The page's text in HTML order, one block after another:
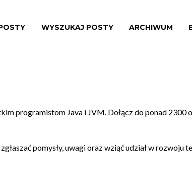
WYSZUKAJ POSTY ARCHIWUM
programistom Java i JVM. Dołącz do ponad 2300
pomysły, uwagi oraz wziąć udział w rozwoju